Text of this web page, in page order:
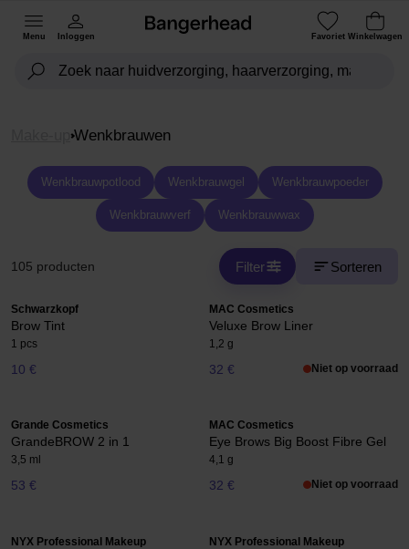
Menu Inloggen Favoriet Winkelwagen
Wenkbrauwen
Wenkbrauwpotlood Wenkbrauwgel Wenkbrauwpoeder
Wenkbrauwverf Wenkbrauwwax
105 producten Filter Sorteren
Schwarzkopf
Brow Tint
1 pcs
10 €
MAC Cosmetics
Veluxe Brow Liner
1,2 g
32 € Niet op voorraad
Grande Cosmetics
GrandeBROW 2 in 1
3,5 ml
53 €
MAC Cosmetics
Eye Brows Big Boost Fibre Gel
4,1 g
32 € Niet op voorraad
NYX Professional Makeup NYX Professional Makeup